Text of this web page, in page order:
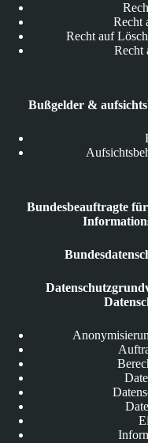
Recht
Recht auf
Recht
Bußgelder &
Bundesbeauftragte